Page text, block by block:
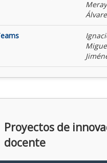
Proyectos de
docente